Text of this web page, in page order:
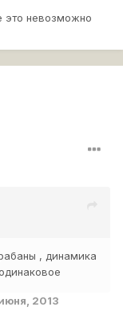
невозможно
, динамика
2013